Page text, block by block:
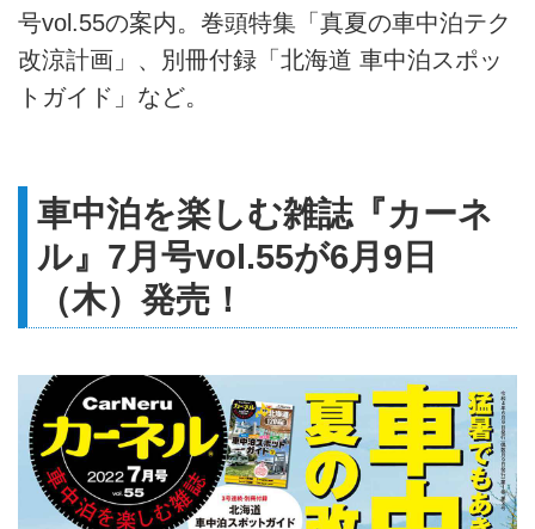
号vol.55の案内。巻頭特集「真夏の車中泊テク
改涼計画」、別冊付録「北海道 車中泊スポッ
トガイド」など。
車中泊を楽しむ雑誌『カーネ
ル』7月号vol.55が6月9日
（木）発売！